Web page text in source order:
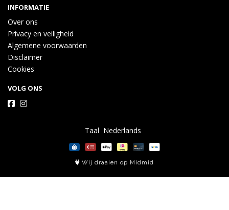
INFORMATIE
Over ons
Privacy en veiligheid
Algemene voorwaarden
Disclaimer
Cookies
VOLG ONS
Taal
Wij draaien op Midmid